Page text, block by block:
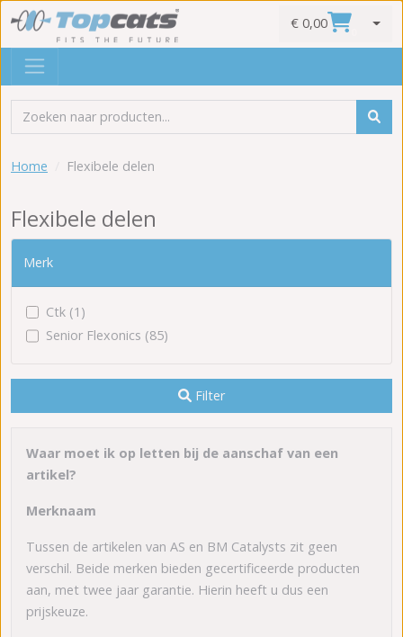
€ 0,00
Home Flexibele delen
Flexibele delen
Merk
Ctk (1)
Senior Flexonics (85)
Filter
Waar moet ik op letten bij de aanschaf van een
artikel?
Merknaam
Tussen de artikelen van AS en BM Catalysts zit geen
verschil. Beide merken bieden gecertificeerde producten
aan, met twee jaar garantie. Hierin heeft u dus een
prijskeuze.